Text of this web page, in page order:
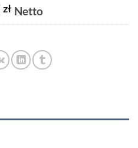
złAktualna
cena
290000 zł.
Netto